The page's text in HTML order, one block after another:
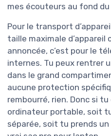
mes écouteurs au fond du
Pour le transport
taille maximale d’appareil
annoncée, c’est pour le
internes. Tu peux rentrer
dans le grand
aucune protection
rembourré, rien. Donc si
ordinateur portable, soit
séparée, soit tu prends un